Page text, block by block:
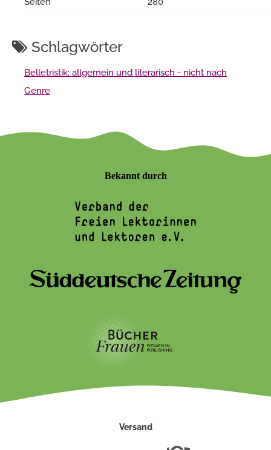
Schlagwörter
Belletristik: allgemein und literarisch - nicht nach
Genre
Bekannt durch
Versand